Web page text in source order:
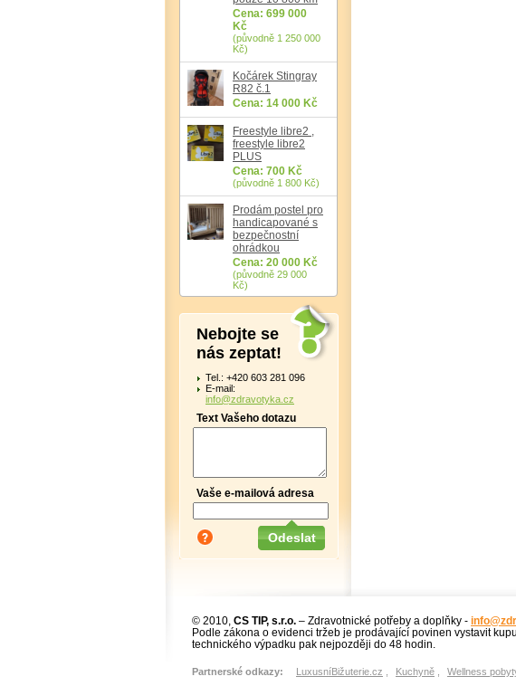
Cena: 699 000
Kč
(původně 1 250 000
Kč)
Kočárek Stingray
R82 č.1
Cena: 14 000 Kč
Freestyle libre2 ,
freestyle libre2
PLUS
Cena: 700 Kč
(původně 1 800 Kč)
Prodám postel pro
handicapované s
bezpečnostní
ohrádkou
Cena: 20 000 Kč
(původně 29 000
Kč)
Nebojte se
nás zeptat!
Tel.: +420 603 281 096
E-mail:
info@zdravotyka.cz
Text Vašeho dotazu
Vaše e-mailová adresa
© 2010, CS TIP, s.r.o. – Zdravotnické potřeby a doplňky -
Podle zákona o evidenci tržeb je prodávající povinen vystavit
technického výpadku pak nejpozději do 48 hodin.
Partnerské odkazy: LuxusníBižuterie.cz Kuchyně Wellness